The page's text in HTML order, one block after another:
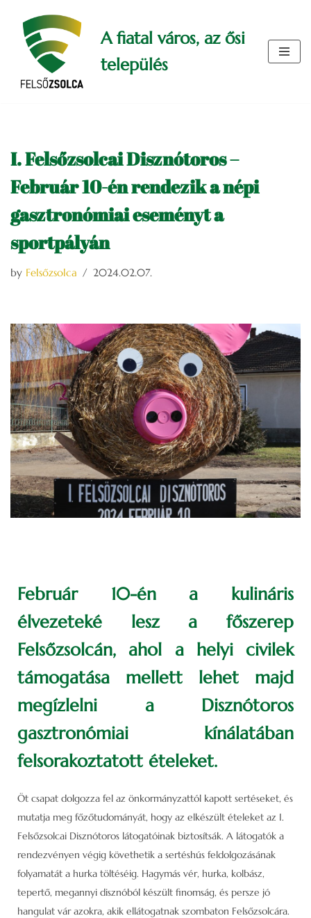
Skip
content
A fiatal város, az ősi
település
I. Felsőzsolcai Disznótoros –
Február 10-én rendezik a népi
gasztronómiai eseményt a
sportpályán
by Felsőzsolca 2024.02.07.
Február 10-én a kulináris
élvezeteké lesz a főszerep
Felsőzsolcán, ahol a helyi civilek
támogatása mellett lehet majd
megízlelni a Disznótoros
gasztronómiai kínálatában
felsorakoztatott ételeket.
Öt csapat dolgozza fel az önkormányzattól kapott sertéseket, és
mutatja meg főzőtudományát, hogy az elkészült ételeket az I.
Felsőzsolcai Disznótoros látogatóinak biztosítsák. A látogatók a
rendezvényen végig követhetik a sertéshús feldolgozásának
folyamatát a hurka töltéséig. Hagymás vér, hurka, kolbász,
tepertő, megannyi disznóból készült finomság, és persze jó
hangulat vár azokra, akik ellátogatnak szombaton Felsőzsolcára.